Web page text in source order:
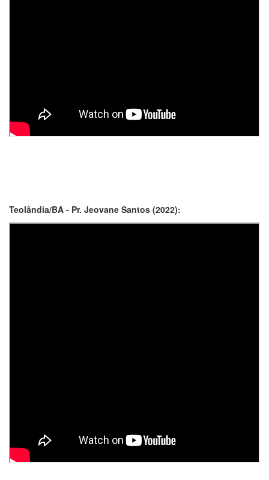
Teolândia/BA - Pr. Jeovane Santos (2022):